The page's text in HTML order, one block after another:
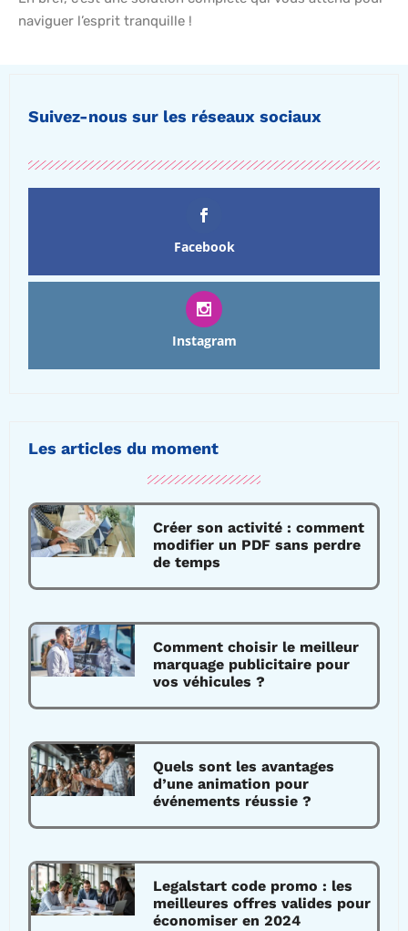
naviguer l’esprit tranquille !
Suivez-nous sur les réseaux sociaux
Facebook
Instagram
Les articles du moment
Créer son activité : comment
modifier un PDF sans perdre
de temps
Comment choisir le meilleur
marquage publicitaire pour
vos véhicules ?
Quels sont les avantages
d’une animation pour
événements réussie ?
Legalstart code promo : les
meilleures offres valides pour
économiser en 2024